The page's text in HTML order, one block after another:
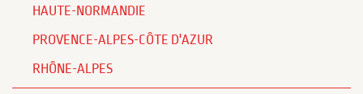
HAUTE-NORMANDIE
PROVENCE-ALPES-CÔTE D'AZUR
RHÔNE-ALPES